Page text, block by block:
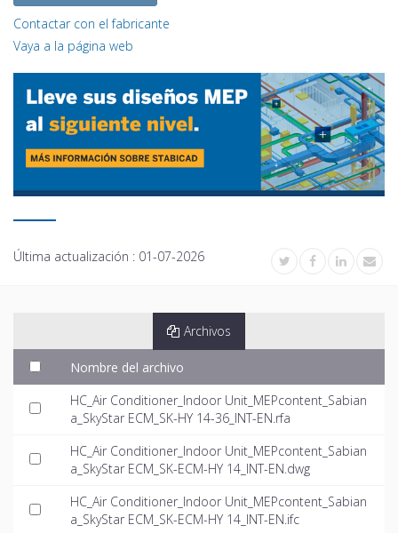
Contactar con el fabricante
Vaya a la página web
Última actualización : 01-07-2026
Archivos
Nombre del archivo
HC_Air Conditioner_Indoor Unit_MEPcontent_Sabian
a_SkyStar ECM_SK-HY 14-36_INT-EN.rfa
HC_Air Conditioner_Indoor Unit_MEPcontent_Sabian
a_SkyStar ECM_SK-ECM-HY 14_INT-EN.dwg
HC_Air Conditioner_Indoor Unit_MEPcontent_Sabian
a_SkyStar ECM_SK-ECM-HY 14_INT-EN.ifc